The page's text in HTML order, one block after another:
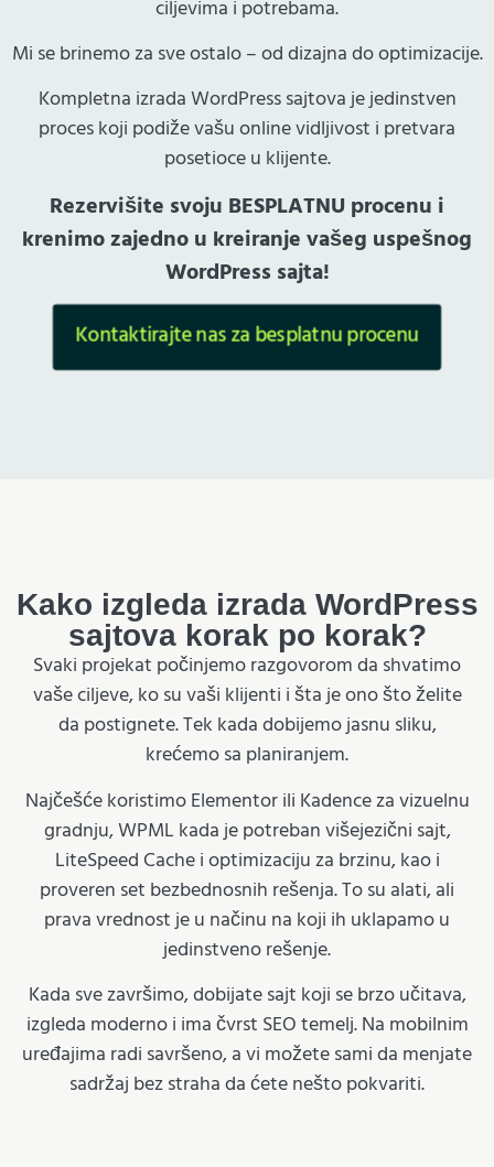
ciljevima i potrebama.
Mi se brinemo za sve ostalo – od dizajna do optimizacije.
Kompletna izrada WordPress sajtova je jedinstven
proces koji podiže vašu online vidljivost i pretvara
posetioce u klijente.
Rezervišite svoju BESPLATNU procenu i
krenimo zajedno u kreiranje vašeg uspešnog
WordPress sajta!
Kontaktirajte nas za besplatnu procenu
Kako izgleda izrada WordPress
sajtova korak po korak?
Svaki projekat počinjemo razgovorom da shvatimo
vaše ciljeve, ko su vaši klijenti i šta je ono što želite
da postignete. Tek kada dobijemo jasnu sliku,
krećemo sa planiranjem.
Najčešće koristimo Elementor ili Kadence za vizuelnu
gradnju, WPML kada je potreban višejezični sajt,
LiteSpeed Cache i optimizaciju za brzinu, kao i
proveren set bezbednosnih rešenja. To su alati, ali
prava vrednost je u načinu na koji ih uklapamo u
jedinstveno rešenje.
Kada sve završimo, dobijate sajt koji se brzo učitava,
izgleda moderno i ima čvrst SEO temelj. Na mobilnim
uređajima radi savršeno, a vi možete sami da menjate
sadržaj bez straha da ćete nešto pokvariti.